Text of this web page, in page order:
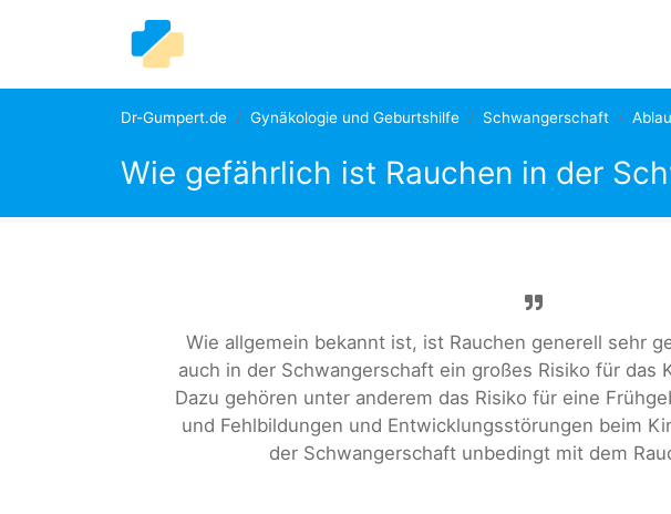
Dr-Gumpert.de Gynäkologie und Geburtshilfe Schwangerschaft
Wie gefährlich ist Rauchen in der
Wie allgemein bekannt ist, ist Rauchen generell sehr
auch in der Schwangerschaft ein großes Risiko für das
Dazu gehören unter anderem das Risiko für eine
und Fehlbildungen und Entwicklungsstörungen beim
der Schwangerschaft unbedingt mit dem